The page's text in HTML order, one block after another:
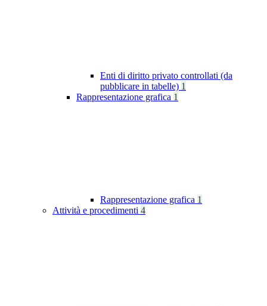
Enti di diritto privato controllati (da
pubblicare in tabelle) 1
Rappresentazione grafica 1
Rappresentazione grafica 1
Attività e procedimenti 4